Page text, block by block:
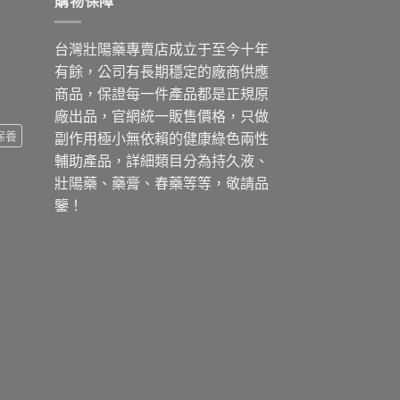
養
台灣壯陽藥專賣店成立于至今十年
有餘，公司有長期穩定的廠商供應
商品，保證每一件產品都是正規原
廠出品，官網統一販售價格，只做
副作用極小無依賴的健康綠色兩性
輔助產品，詳細類目分為持久液、
壯陽藥、藥膏、春藥等等，敬請品
鑒！